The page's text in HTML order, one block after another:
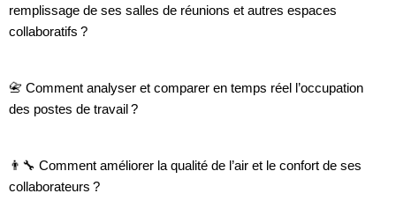
remplissage de ses salles de réunions et autres espaces
collaboratifs ?
📇 Comment analyser et comparer en temps réel l’occupation
des postes de travail ?
👨‍🔧 Comment améliorer la qualité de l’air et le confort de ses
collaborateurs ?